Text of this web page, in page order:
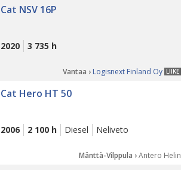
Cat NSV 16P
2020 3 735 h
LIIKE
Vantaa › Logisnext Finland Oy
Cat Hero HT 50
2006 2 100 h Diesel Neliveto
Mänttä-Vilppula ›Antero Helin